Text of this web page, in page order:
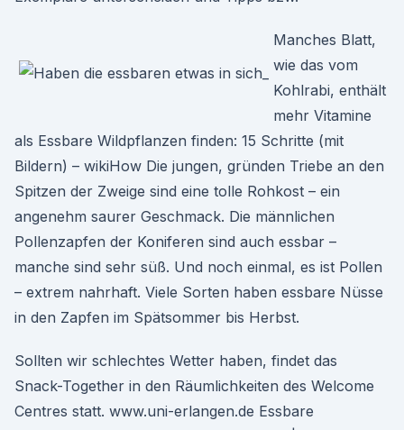
Manches Blatt,
wie das vom
Kohlrabi, enthält
mehr Vitamine
als Essbare Wildpflanzen finden: 15 Schritte (mit
Bildern) – wikiHow Die jungen, gründen Triebe an den
Spitzen der Zweige sind eine tolle Rohkost – ein
angenehm saurer Geschmack. Die männlichen
Pollenzapfen der Koniferen sind auch essbar –
manche sind sehr süß. Und noch einmal, es ist Pollen
– extrem nahrhaft. Viele Sorten haben essbare Nüsse
in den Zapfen im Spätsommer bis Herbst.
Sollten wir schlechtes Wetter haben, findet das
Snack-Together in den Räumlichkeiten des Welcome
Centres statt. www.uni-erlangen.de Essbare